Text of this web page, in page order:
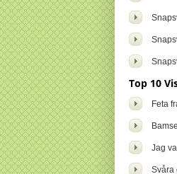
Top 10
Feta
Jag
Svåra